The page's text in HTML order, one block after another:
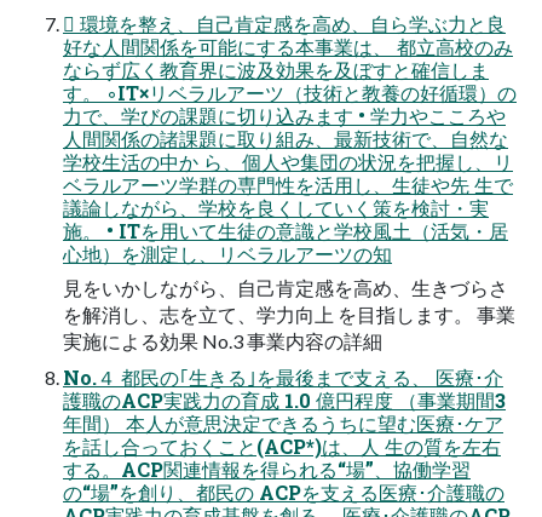
 環境を整え、自己肯定感を高め、自ら学ぶ力と良
好な人間関係を可能にする本事業は、 都立高校のみ
ならず広く教育界に波及効果を及ぼすと確信しま
す。 ◦IT×リベラルアーツ（技術と教養の好循環）の
力で、学びの課題に切り込みます • 学力やこころや
人間関係の諸課題に取り組み、最新技術で、自然な
学校生活の中か ら、個人や集団の状況を把握し、リ
ベラルアーツ学群の専門性を活用し、生徒や先 生で
議論しながら、学校を良くしていく策を検討・実
施。 • ITを用いて生徒の意識と学校風土（活気・居
心地）を測定し、リベラルアーツの知
見をいかしながら、自己肯定感を高め、生きづらさ
を解消し、志を立て、学力向上 を目指します。 事業
実施による効果 No.3 事業内容の詳細
No.４ 都民の｢生きる｣を最後まで支える、 医療･介
護職のACP実践力の育成 1.0 億円程度 （事業期間3
年間） 本人が意思決定できるうちに望む医療･ケア
を話し合っておくこと(ACP*)は、人 生の質を左右
する。ACP関連情報を得られる“場”、協働学習
の“場”を創り、都民の ACPを支える医療･介護職の